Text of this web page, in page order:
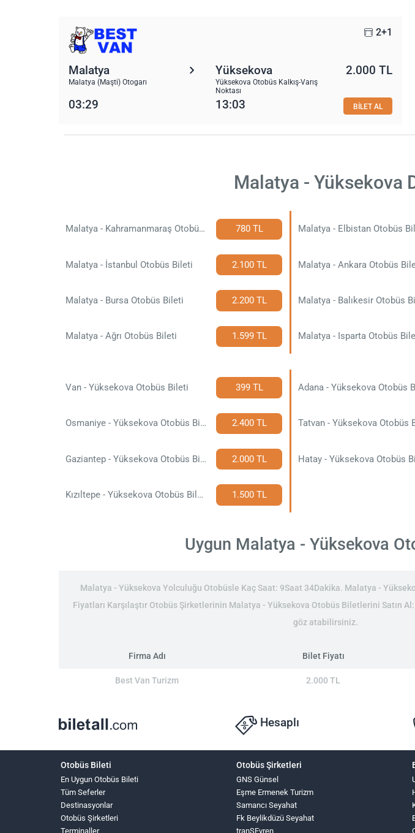
2+1
Malatya
Malatya (Maşti) Otogarı
Yüksekova
Yüksekova Otobüs Kalkış-Varış
Noktası
2.000 TL
03:29 13:03 BİLET AL
Malatya - Yüksekova
Malatya - Kahramanmaraş Otobüs Bileti 780 TL Malatya - Elbistan Otobüs
Malatya - İstanbul Otobüs Bileti 2.100 TL Malatya - Ankara Otobüs
Malatya - Bursa Otobüs Bileti 2.200 TL Malatya - Balıkesir Otobüs
Malatya - Ağrı Otobüs Bileti 1.599 TL Malatya - Isparta Otobüs
Van - Yüksekova Otobüs Bileti 399 TL Adana - Yüksekova Otobüs
Osmaniye - Yüksekova Otobüs Bileti 2.400 TL Tatvan - Yüksekova Otobüs
Gaziantep - Yüksekova Otobüs Bileti 2.000 TL Hatay - Yüksekova Otobüs
Kızıltepe - Yüksekova Otobüs Bileti 1.500 TL
Uygun Malatya - Yüksekova
Malatya - Yüksekova Yolculuğu Otobüsle Kaç Saat: 9Saat 34Dakika. Malatya -
Fiyatları Karşılaştır Otobüs Şirketlerinin Malatya - Yüksekova Otobüs Biletlerini Satın Al:
göz atabilirsiniz.
Firma Adı Bilet Fiyatı
Best Van Turizm 2.000 TL
Hesaplı
Otobüs Bileti
En Uygun Otobüs Bileti
Tüm Seferler
Destinasyonlar
Otobüs Şirketleri
Terminaller
Otobüs Şirketleri
GNS Günsel
Eşme Ermenek Turizm
Samancı Seyahat
Fk Beylikdüzü Seyahat
tranSEvren